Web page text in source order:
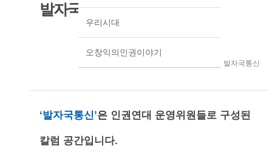
우리시대
오창익의인권이야기
발자국통신
> 인권연대세상읽기 > 발자국통신
‘발자국통신’은 인권연대 운영위원들로 구성된
칼럼 공간입니다.